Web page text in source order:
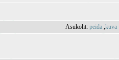
Asukoht:peida ,kuva